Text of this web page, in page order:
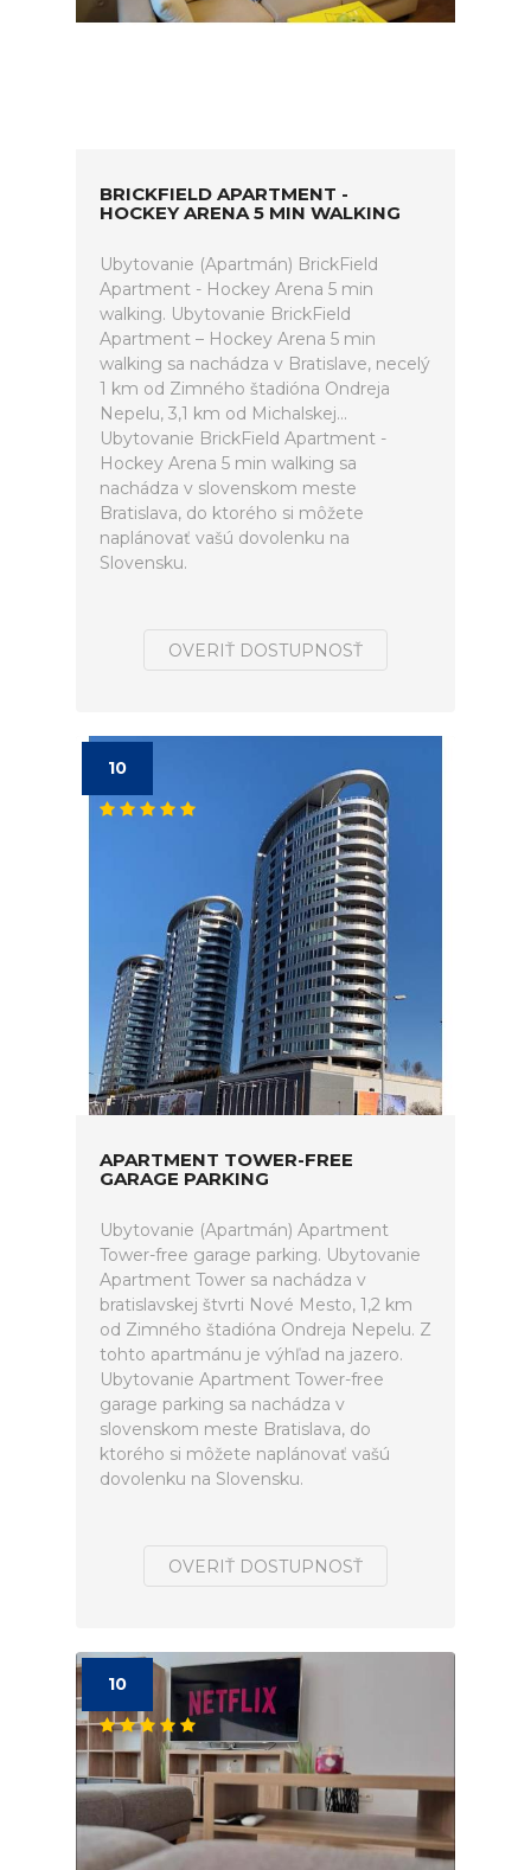
BRICKFIELD APARTMENT -
HOCKEY ARENA 5 MIN WALKING
Ubytovanie (Apartmán) BrickField
Apartment - Hockey Arena 5 min
walking. Ubytovanie BrickField
Apartment – Hockey Arena 5 min
walking sa nachádza v Bratislave, necelý
1 km od Zimného štadióna Ondreja
Nepelu, 3,1 km od Michalskej...
Ubytovanie BrickField Apartment -
Hockey Arena 5 min walking sa
nachádza v slovenskom meste
Bratislava, do ktorého si môžete
naplánovať vašú dovolenku na
Slovensku.
OVERIŤ DOSTUPNOSŤ
10
APARTMENT TOWER-FREE
GARAGE PARKING
Ubytovanie (Apartmán) Apartment
Tower-free garage parking. Ubytovanie
Apartment Tower sa nachádza v
bratislavskej štvrti Nové Mesto, 1,2 km
od Zimného štadióna Ondreja Nepelu. Z
tohto apartmánu je výhľad na jazero.
Ubytovanie Apartment Tower-free
garage parking sa nachádza v
slovenskom meste Bratislava, do
ktorého si môžete naplánovať vašú
dovolenku na Slovensku.
OVERIŤ DOSTUPNOSŤ
10